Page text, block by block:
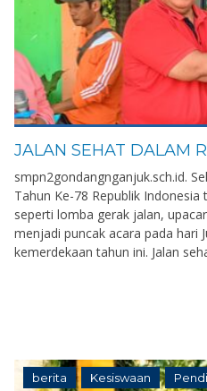
JALAN SEHAT DALAM
smpn2gondangnganjuk.sch.id.
Tahun Ke-78 Republik
seperti lomba gerak jalan,
menjadi puncak acara pada hari
kemerdekaan tahun ini. Jalan
berita Kesiswaan
PPPK